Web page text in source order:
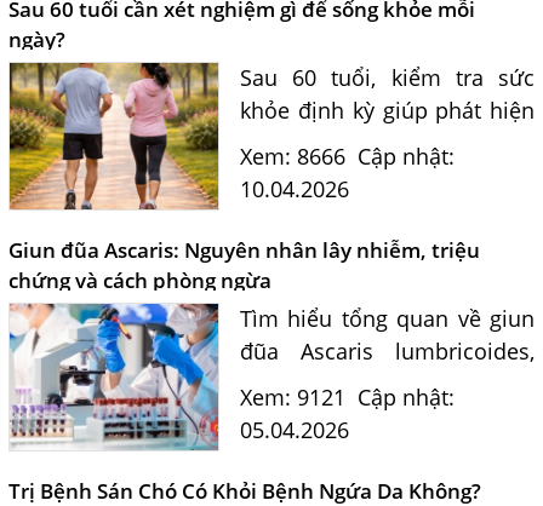
Sau 60 tuổi cần xét nghiệm gì để sống khỏe mỗi
ngày?
Sau 60 tuổi, kiểm tra sức
khỏe định kỳ giúp phát hiện
sớm bệnh tim mạch, tiểu
đường, mỡ máu và tiêu hóa.
Xem: 8666 Cập nhật:
10.04.2026
Giun đũa Ascaris: Nguyên nhân lây nhiễm, triệu
chứng và cách phòng ngừa
Tìm hiểu tổng quan về giun
đũa Ascaris lumbricoides,
triệu chứng nhiễm bệnh,
con đường lây nhiễm và
từ chuyên gia.
Xem: 9121 Cập nhật:
05.04.2026
Trị Bệnh Sán Chó Có Khỏi Bệnh Ngứa Da Không?